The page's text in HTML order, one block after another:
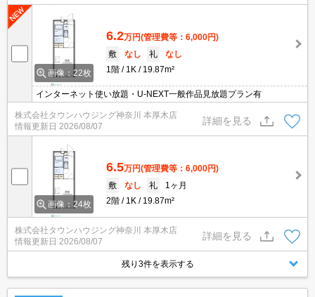
画像：22枚
6.2万円(管理費等：6,000円)
敷
なし 礼
なし
1階
1K 19.87m²
インターネット使い放題・U-NEXT一般作品見放題プラン有
株式会社タウンハウジング神奈川 本厚木店
情報更新日 2026/08/07
詳細を見る
画像：24枚
6.5万円(管理費等：6,000円)
敷
なし 礼
1ヶ月
2階
1K 19.87m²
株式会社タウンハウジング神奈川 本厚木店
情報更新日 2026/08/07
詳細を見る
残り3件を表示する